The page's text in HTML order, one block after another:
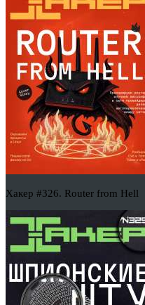
Хакер #326. Router from Hell